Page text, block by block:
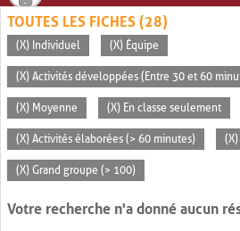
TOUTES LES FICHES (28)
(X) Individuel (X) Équipe
(X) Activités développées (Entre 30 et 60
(X) Moyenne (X) En classe seulement
(X) Activités élaborées (> 60 minutes)
(X) Grand groupe (> 100)
Votre recherche n'a donné aucun